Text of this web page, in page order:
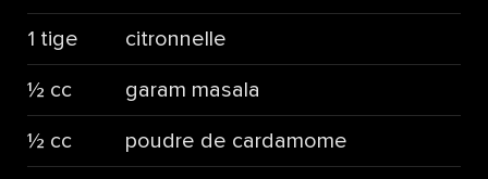
1 tige citronnelle
½ cc garam masala
½ cc poudre de cardamome